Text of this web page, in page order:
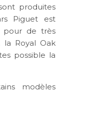
produites
Piguet est
pour de très
la Royal Oak
possible la
modèles